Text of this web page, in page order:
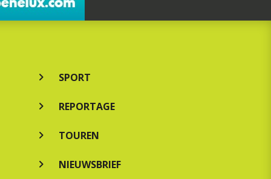
SPORT
REPORTAGE
TOUREN
NIEUWSBRIEF